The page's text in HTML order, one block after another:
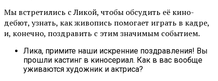
Мы встретились с Ликой, чтобы обсудить её кино-
дебют, узнать, как живопись помогает играть в кадре,
и, конечно, поздравить с этим значимым событием.
Лика, примите наши искренние поздравления! Вы
прошли кастинг в киносериал. Как в вас вообще
уживаются художник и актриса?